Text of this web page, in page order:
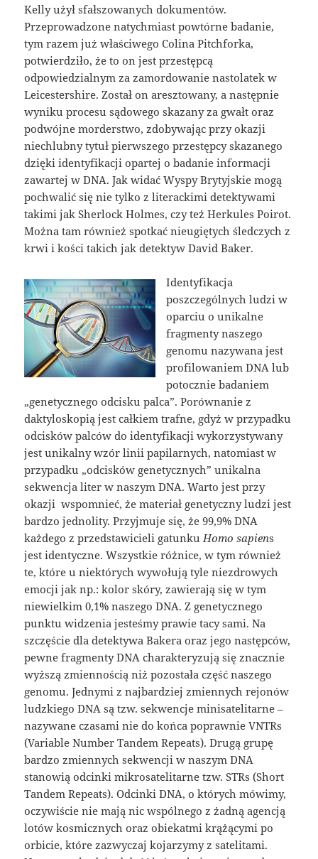
Kelly użył sfałszowanych dokumentów.
Przeprowadzone natychmiast powtórne badanie,
tym razem już właściwego Colina Pitchforka,
potwierdziło, że to on jest przestępcą
odpowiedzialnym za zamordowanie nastolatek w
Leicestershire. Został on aresztowany, a następnie
wyniku procesu sądowego skazany za gwałt oraz
podwójne morderstwo, zdobywając przy okazji
niechlubny tytuł pierwszego przestępcy skazanego
dzięki identyfikacji opartej o badanie informacji
zawartej w DNA. Jak widać Wyspy Brytyjskie mogą
pochwalić się nie tylko z literackimi detektywami
takimi jak Sherlock Holmes, czy też Herkules Poirot.
Można tam również spotkać nieugiętych śledczych z
krwi i kości takich jak detektyw David Baker.
Identyfikacja
poszczególnych ludzi w
oparciu o unikalne
fragmenty naszego
genomu nazywana jest
profilowaniem DNA lub
potocznie badaniem
„genetycznego odcisku palca”. Porównanie z
daktyloskopią jest całkiem trafne, gdyż w przypadku
odcisków palców do identyfikacji wykorzystywany
jest unikalny wzór linii papilarnych, natomiast w
przypadku „odcisków genetycznych” unikalna
sekwencja liter w naszym DNA. Warto jest przy
okazji wspomnieć, że materiał genetyczny ludzi jest
bardzo jednolity. Przyjmuje się, że 99,9% DNA
każdego z przedstawicieli gatunkuHomo sapiens
jest identyczne. Wszystkie różnice, w tym również
te, które u niektórych wywołują tyle niezdrowych
emocji jak np.: kolor skóry, zawierają się w tym
niewielkim 0,1% naszego DNA. Z genetycznego
punktu widzenia jesteśmy prawie tacy sami. Na
szczęście dla detektywa Bakera oraz jego następców,
pewne fragmenty DNA charakteryzują się znacznie
wyższą zmiennością niż pozostała część naszego
genomu. Jednymi z najbardziej zmiennych rejonów
ludzkiego DNA są tzw. sekwencje minisatelitarne –
nazywane czasami nie do końca poprawnie VNTRs
(Variable Number Tandem Repeats). Drugą grupę
bardzo zmiennych sekwencji w naszym DNA
stanowią odcinki mikrosatelitarne tzw. STRs (Short
Tandem Repeats). Odcinki DNA, o których mówimy,
oczywiście nie mają nic wspólnego z żadną agencją
lotów kosmicznych oraz obiekatmi krążącymi po
orbicie, które zazwyczaj kojarzymy z satelitami.